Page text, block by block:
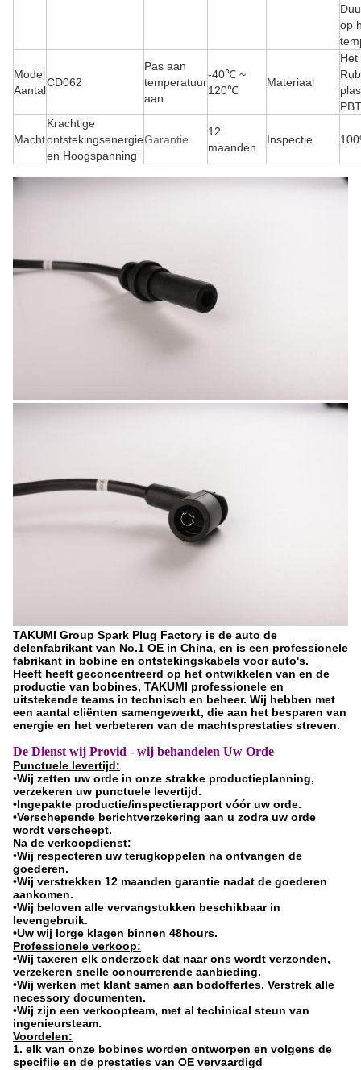
op
Model
Aantal
CD062
Pas aan
temperatuur
aan
-40℃ ~
120℃
Materiaal
Het
Macht
Krachtige
ontstekingsenergie
en Hoogspanning
Garantie
12
maanden
Inspectie
TAKUMI Group Spark Plug Factory is de auto de
delenfabrikant van No.1 OE in China, en is een professionele
fabrikant in bobine en ontstekingskabels voor auto's.
Heeft heeft geconcentreerd op het ontwikkelen van en de
productie van bobines, TAKUMI professionele en
uitstekende teams in technisch en beheer. Wij hebben met
een aantal cliënten samengewerkt, die aan het besparen van
energie en het verbeteren van de machtsprestaties streven.
De Dienst wij Provid - wij behandelen Uw Orde
Punctuele levertijd:
•Wij zetten uw orde in onze strakke productieplanning,
verzekeren uw punctuele levertijd.
•Ingepakte productie/inspectierapport vóór uw orde.
•Verschepende berichtverzekering aan u zodra uw orde
wordt verscheept.
Na de verkoopdienst:
•Wij respecteren uw terugkoppelen na ontvangen de
goederen.
•Wij verstrekken 12 maanden garantie nadat de goederen
aankomen.
•Wij beloven alle vervangstukken beschikbaar in
levengebruik.
•Uw wij lorge klagen binnen 48hours.
Professionele verkoop:
•Wij taxeren elk onderzoek dat naar ons wordt verzonden,
verzekeren snelle concurrerende aanbieding.
•Wij werken met klant samen aan bodoffertes. Verstrek alle
necessory documenten.
•Wij zijn een verkoopteam, met al techinical steun van
ingenieursteam.
Voordelen:
1. elk van onze bobines worden ontworpen en volgens de
specifiie en de prestaties van OE vervaardigd